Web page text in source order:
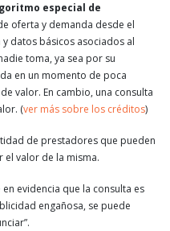
especial de
oferta y demanda desde el
datos básicos asociados al
toma, ya sea por su
en un momento de poca
valor. En cambio, una consulta
(ver más sobre los créditos)
de prestadores que pueden
valor de la misma.
evidencia que la consulta es
engañosa, se puede